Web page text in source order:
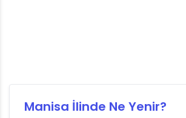
Manisa İlinde Ne Yenir?